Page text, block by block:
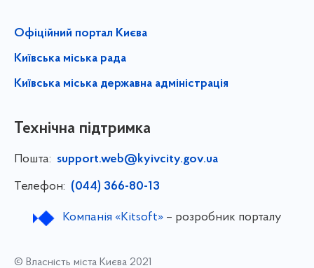
Офіційний портал Києва
Київська міська рада
Київська міська державна адміністрація
Технічна підтримка
Пошта: support.web@kyivcity.gov.ua
Телефон: (044) 366-80-13
Компанія «Kitsoft»– розробник порталу
© Власність міста Києва 2021